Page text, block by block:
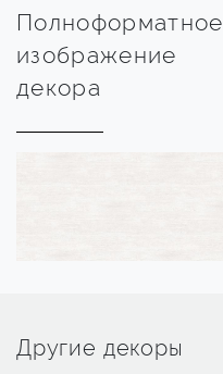
Полноформатное
изображение
декора
Другие декоры